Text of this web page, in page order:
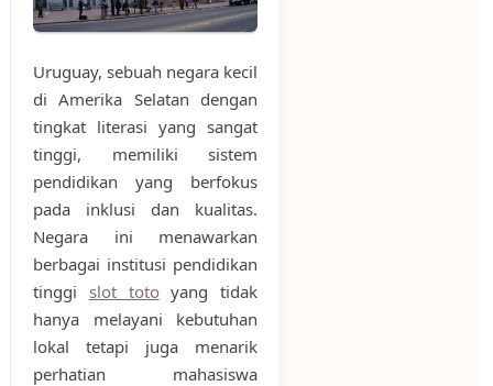
Uruguay, sebuah negara kecil
di Amerika Selatan dengan
tingkat literasi yang sangat
tinggi, memiliki sistem
pendidikan yang berfokus
pada inklusi dan kualitas.
Negara ini menawarkan
berbagai institusi pendidikan
tinggi slot totoyang tidak
hanya melayani kebutuhan
lokal tetapi juga menarik
perhatian mahasiswa